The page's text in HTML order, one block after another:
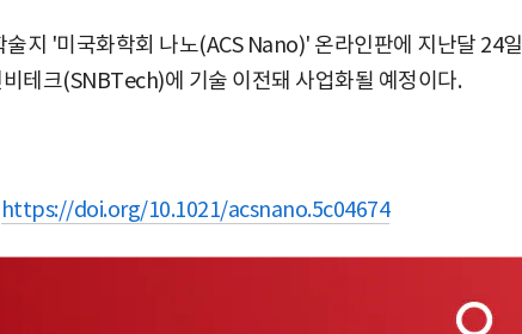
술지 '미국화학회 나노(ACS Nano)' 온라인판에 지난달 24일
테크(SNBTech)에 기술 이전돼 사업화될 예정이다.
https://doi.org/10.1021/acsnano.5c04674